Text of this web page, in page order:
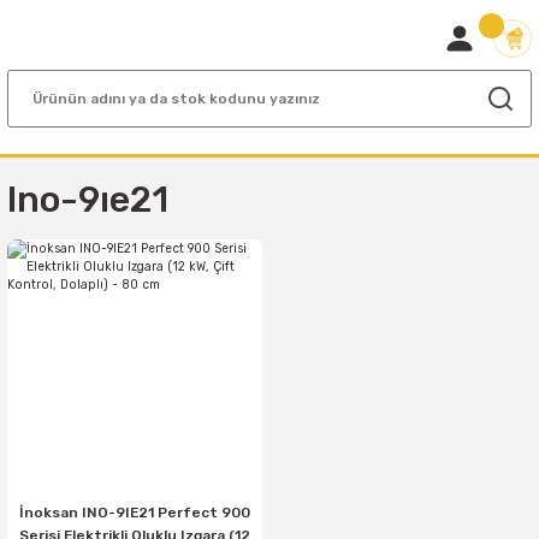
Ino-9ıe21
İnoksan INO-9IE21 Perfect 900
Serisi Elektrikli Oluklu Izgara (12